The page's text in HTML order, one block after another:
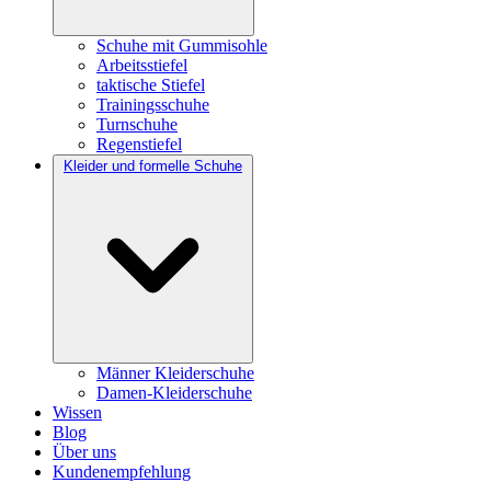
Schuhe mit Gummisohle
Arbeitsstiefel
taktische Stiefel
Trainingsschuhe
Turnschuhe
Regenstiefel
Kleider und formelle Schuhe
Männer Kleiderschuhe
Damen-Kleiderschuhe
Wissen
Blog
Über uns
Kundenempfehlung